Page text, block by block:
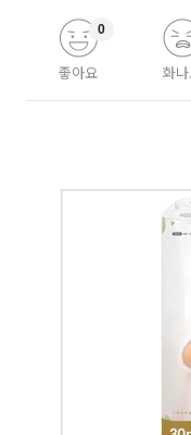
좋아요
0
화